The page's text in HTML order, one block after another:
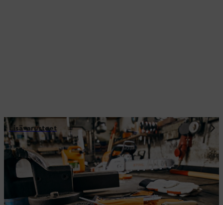
Lisävarusteet